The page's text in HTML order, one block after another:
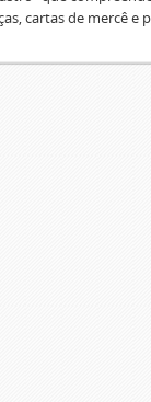
cartas de mercê e